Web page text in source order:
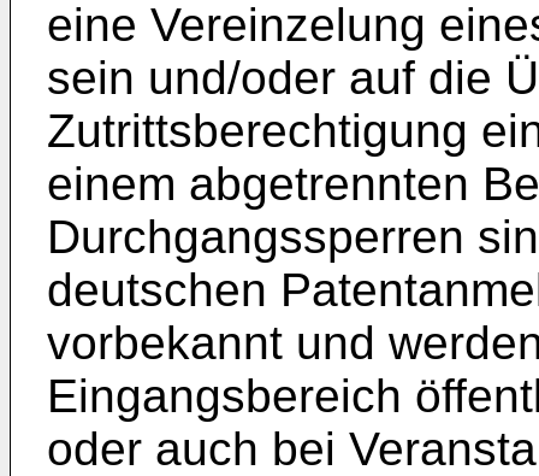
eine Vereinzelung
sein und/oder auf die
Zutrittsberechtigung
einem abgetrennten
Durchgangssperren
deutschen
vorbekannt und
Eingangsbereich
oder auch bei